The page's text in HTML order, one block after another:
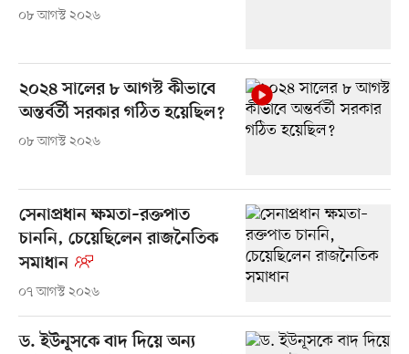
০৮ আগস্ট ২০২৬
২০২৪ সালের ৮ আগস্ট কীভাবে
অন্তর্বর্তী সরকার গঠিত হয়েছিল?
০৮ আগস্ট ২০২৬
সেনাপ্রধান ক্ষমতা–রক্তপাত
চাননি, চেয়েছিলেন রাজনৈতিক
সমাধান
০৭ আগস্ট ২০২৬
ড. ইউনূসকে বাদ দিয়ে অন্য